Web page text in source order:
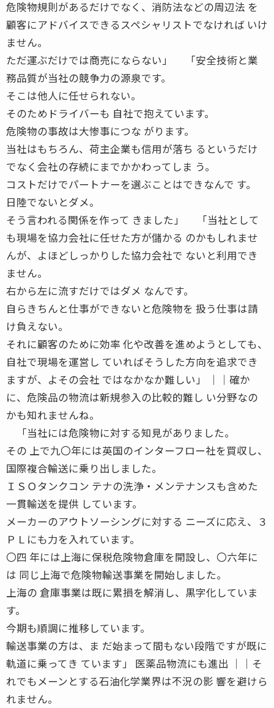
危険物規則があるだけでなく、消防法などの周辺法 を
顧客にアドバイスできるスペシャリストでなければ いけ
ません。
ただ運ぶだけでは商売にならない」 「安全技術と業
務品質が当社の競争力の源泉です。
そこは他人に任せられない。
そのためドライバーも 自社で抱えています。
危険物の事故は大惨事につな がります。
当社はもちろん、荷主企業も信用が落ち るというだけ
でなく会社の存続にまでかかわってしま う。
コストだけでパートナーを選ぶことはできなんで す。
日陸でないとダメ。
そう言われる関係を作って きました」 「当社として
も現場を協力会社に任せた方が儲かる のかもしれませ
んが、よほどしっかりした協力会社で ないと利用でき
ません。
右から左に流すだけではダメ なんです。
自らきちんと仕事ができないと危険物を 扱う仕事は請
け負えない。
それに顧客のために効率 化や改善を進めようとしても、
自社で現場を運営し ていればそうした方向を追求でき
ますが、よその会社 ではなかなか難しい」 ││確か
に、危険品の物流は新規参入の比較的難し い分野なの
かも知れませんね。
「当社には危険物に対する知見がありました。
その 上で九〇年には英国のインターフロー社を買収し、
国際複合輸送に乗り出しました。
ＩＳＯタンクコン テナの洗浄・メンテナンスも含めた
一貫輸送を提供 しています。
メーカーのアウトソーシングに対する ニーズに応え、３
ＰＬにも力を入れています。
〇四 年には上海に保税危険物倉庫を開設し、〇六年に
は 同じ上海で危険物輸送事業を開始しました。
上海の 倉庫事業は既に累損を解消し、黒字化していま
す。
今期も順調に推移しています。
輸送事業の方は、ま だ始まって間もない段階ですが既に
軌道に乗ってき ています」 医薬品物流にも進出 ││そ
れでもメーンとする石油化学業界は不況の影 響を避けら
れません。